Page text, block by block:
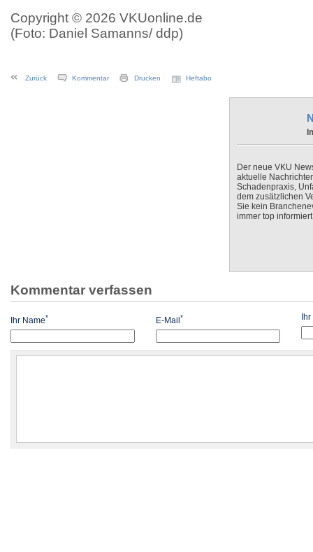
Copyright © 2026 VKUonline.de
(Foto: Daniel Samanns/ ddp)
Zurück Kommentar Drucken Heftabo
Der neue VKU
aktuelle
Schadenpraxis,
dem zusätzlichen
Sie kein
immer top
Kommentar verfassen
Ihr Name* E-Mail *